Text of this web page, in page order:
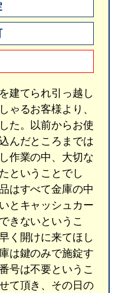
建てられ引っ越し
ゃるお客様より、
た。以前からお使
んだところまでは
作業の中、大切な
ということでし
はすべて金庫の中
とキャッシュカー
きないというこ
く開けに来てほし
は鍵のみで施錠す
号は不要というこ
て頂き、その日の